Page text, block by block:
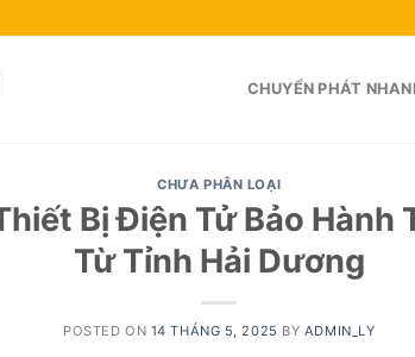
CHUYỂN PHÁT
CHƯA PHÂN LOẠI
Bị Điện Tử Bảo Hành
Từ Tỉnh Hải Dương
POSTED ON 14 THÁNG 5, 2025 BY ADMIN_LY